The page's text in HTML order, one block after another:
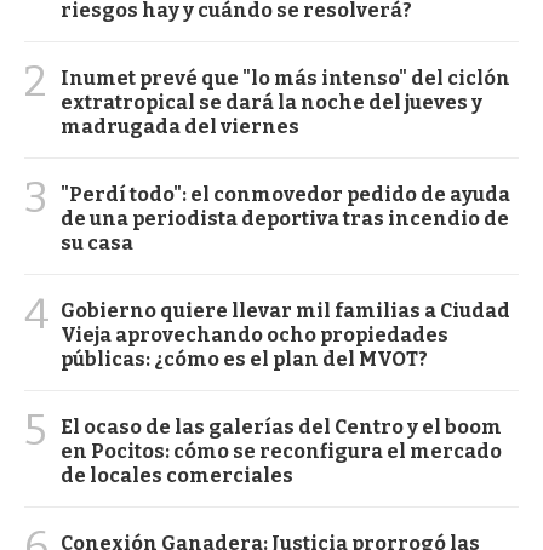
riesgos hay y cuándo se resolverá?
2
Inumet prevé que "lo más intenso" del ciclón
extratropical se dará la noche del jueves y
madrugada del viernes
3
"Perdí todo": el conmovedor pedido de ayuda
de una periodista deportiva tras incendio de
su casa
4 Gobierno quiere llevar mil familias a Ciudad
Vieja aprovechando ocho propiedades
públicas: ¿cómo es el plan del MVOT?
5
El ocaso de las galerías del Centro y el boom
en Pocitos: cómo se reconfigura el mercado
de locales comerciales
Conexión Ganadera: Justicia prorrogó las